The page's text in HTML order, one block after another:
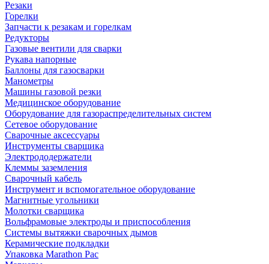
Резаки
Горелки
Запчасти к резакам и горелкам
Редукторы
Газовые вентили для сварки
Рукава напорные
Баллоны для газосварки
Манометры
Машины газовой резки
Медицинское оборудование
Оборудование для газораспределительных систем
Сетевое оборудование
Сварочные аксессуары
Инструменты сварщика
Электрододержатели
Клеммы заземления
Сварочный кабель
Инструмент и вспомогательное оборудование
Магнитные угольники
Молотки сварщика
Вольфрамовые электроды и приспособления
Системы вытяжки сварочных дымов
Керамические подкладки
Упаковка Marathon Pac